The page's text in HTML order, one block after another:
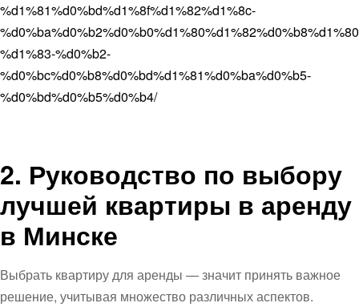
%d1%81%d0%bd%d1%8f%d1%82%d1%8c-
%d0%ba%d0%b2%d0%b0%d1%80%d1%82%d0%b8%d1%80
%d1%83-%d0%b2-
%d0%bc%d0%b8%d0%bd%d1%81%d0%ba%d0%b5-
%d0%bd%d0%b5%d0%b4/
2. Руководство по выбору
лучшей квартиры в аренду
в Минске
Выбрать квартиру для аренды — значит принять важное
решение, учитывая множество различных аспектов.